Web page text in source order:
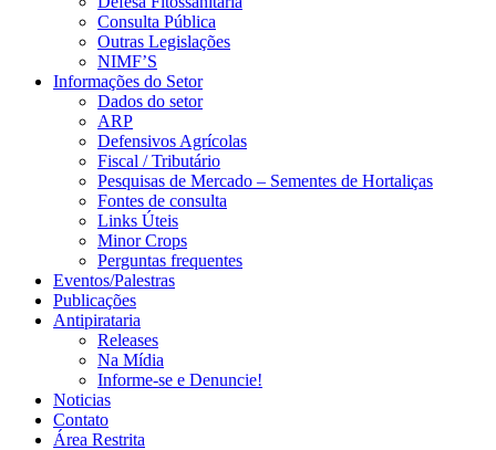
Consulta Pública
Outras Legislações
NIMF’S
Informações do Setor
Dados do setor
ARP
Defensivos Agrícolas
Fiscal / Tributário
Pesquisas de Mercado – Sementes de Hortaliças
Fontes de consulta
Links Úteis
Minor Crops
Perguntas frequentes
Eventos/Palestras
Publicações
Antipirataria
Releases
Na Mídia
Informe-se e Denuncie!
Noticias
Contato
Área Restrita